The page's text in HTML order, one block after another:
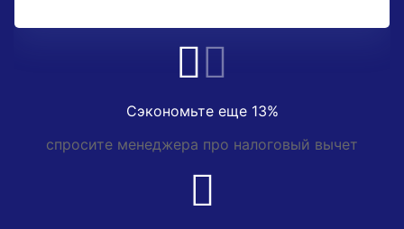
Сэкономьте еще 13%
спросите менеджера про налоговый вычет